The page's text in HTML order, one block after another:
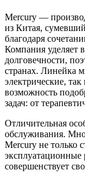
Mercury —
из Китая,
благодаря
Компания уделяет
долговечности,
странах. Линейка
электрические,
возможность
задач: от
Отличительная
обслуживания.
Mercury не только
эксплуатационные
совершенствует